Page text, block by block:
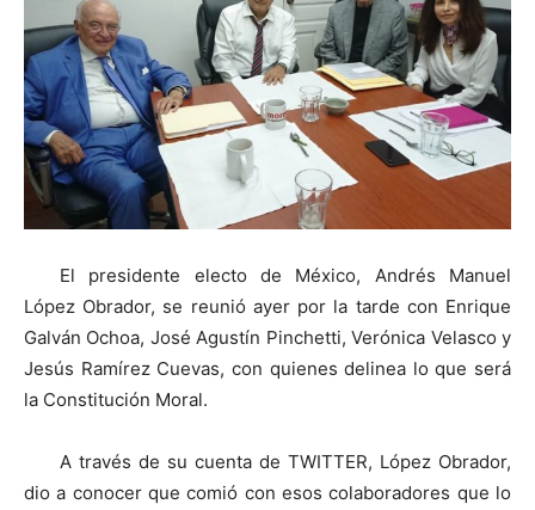
El presidente electo de México, Andrés Manuel
López Obrador, se reunió ayer por la tarde con Enrique
Galván Ochoa, José Agustín Pinchetti, Verónica Velasco y
Jesús Ramírez Cuevas, con quienes delinea lo que será
la Constitución Moral.
A través de su cuenta de TWITTER, López Obrador,
dio a conocer que comió con esos colaboradores que lo